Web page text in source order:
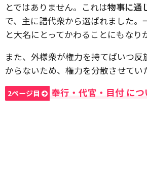
とではありません。これは物事に通
で、主に譜代衆から選ばれました。
と大名にとってかわることにもなり
また、外様衆が権力を持てばいつ
からないため、権力を分散させてい
2ページ目 奉行・代官・目付 につ